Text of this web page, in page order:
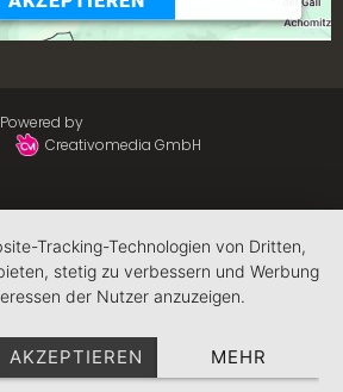
Powered by
Creativomedia GmbH
Tracking-Technologien von Dritten,
stetig zu verbessern und Werbung
der Nutzer anzuzeigen.
AKZEPTIEREN MEHR